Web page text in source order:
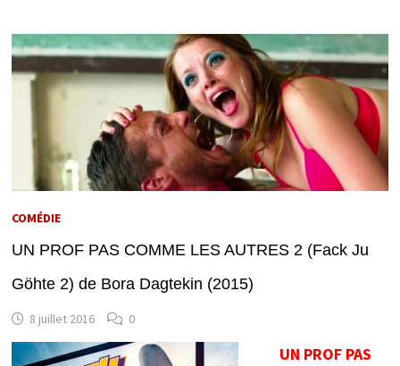
COMÉDIE
UN PROF PAS COMME LES AUTRES 2 (Fack Ju
Göhte 2) de Bora Dagtekin (2015)
8 juillet 2016 0
UN PROF PAS